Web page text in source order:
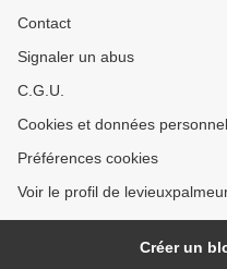
Contact
Signaler un abus
C.G.U.
Cookies et données
Préférences cookies
Voir le profil de
Créer un